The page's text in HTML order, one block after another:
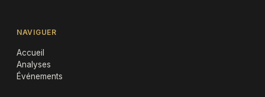
NAVIGUER
Accueil
Analyses
Événements